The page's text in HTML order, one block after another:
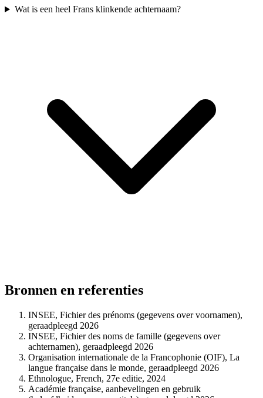
Wat is een heel Frans klinkende achternaam?
Bronnen en referenties
INSEE, Fichier des prénoms (gegevens over voornamen),
geraadpleegd 2026
INSEE, Fichier des noms de famille (gegevens over
achternamen), geraadpleegd 2026
Organisation internationale de la Francophonie (OIF), La
langue française dans le monde, geraadpleegd 2026
Ethnologue, French, 27e editie, 2024
Académie française, aanbevelingen en gebruik